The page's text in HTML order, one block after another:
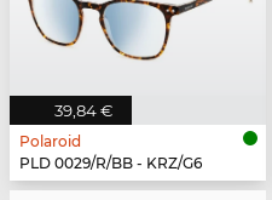
39,84 €
Polaroid
PLD 0029/R/BB - KRZ/G6